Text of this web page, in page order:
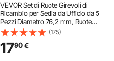
VEVOR Set di Ruote Girevoli di
Ricambio per Sedia da Ufficio da 5
Pezzi Diametro 76,2 mm, Ruote
Pivotanti 5 Pezzi per Sedia da
Computer per Carichi Pesanti per
Pavimenti Capacità di Carico max.
59 kg
(175)
1790€